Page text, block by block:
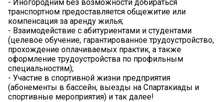
- Иногородним без возможности добираться
транспортном предоставляется общежитие или
компенсация за аренду жилья;
- Взаимодействие с абитуриентами и студентами
(целевое обучение, гарантированное трудоустройство,
прохождение оплачиваемых практик, а также
оформление трудоустройства по профильным
специальностям);
- Участие в спортивной жизни предприятия
(абонементы в бассейн, выезды на Спартакиады и
спортивные мероприятия) и так далее!